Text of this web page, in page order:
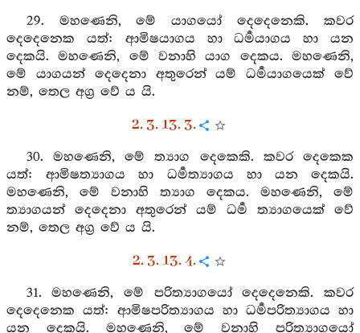
29. මහණෙනි, මේ යාගයෝ දෙදෙනෙකි. කවර
දෙදෙනෙක යත්: ආමිෂයාගය හා ධර්‍මයාගය හා යන
දෙකයි. මහණෙනි, මේ වනාහි යාග දෙකය. මහණෙනි,
මේ යාගයන් දෙදෙනා අතුරෙන් යම් ධර්‍මයාගයෙක් වේ
නම්, තෙල අග්‍ර වේ ය යි.
2. 3. 13. 3.
30. මහණෙනි, මේ ත්‍යාග දෙකෙකි. කවර දෙකෙක
යත්: ආමිෂත්‍යාගය හා ධර්‍මත්‍යාගය හා යන දෙකයි.
මහණෙනි, මේ වනාහි ත්‍යාග දෙකය. මහණෙනි, මේ
ත්‍යාගයන් දෙදෙනා අතුරෙන් යම් ධර්‍ම ත්‍යාගයෙක් වේ
නම්, තෙල අග්‍ර වේ ය යි.
2. 3. 13. 4.
31. මහණෙනි, මේ පරිත්‍යාගයෝ දෙදෙනෙකි. කවර
දෙදෙනෙක යත්: ආමිෂපරිත්‍යාගය හා ධර්‍මපරිත්‍යාගය හා
යන දෙකයි. මහණෙනි, මේ වනාහි පරිත්‍යාගයෝ